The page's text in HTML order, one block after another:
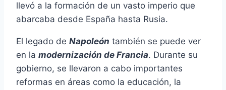
llevó a la formación de un vasto imperio que
abarcaba desde España hasta Rusia.
El legado de Napoleón también se puede ver
en la modernización de Francia. Durante su
gobierno, se llevaron a cabo importantes
reformas en áreas como la educación, la